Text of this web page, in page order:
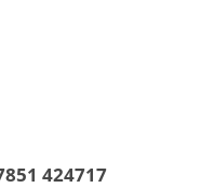
424717